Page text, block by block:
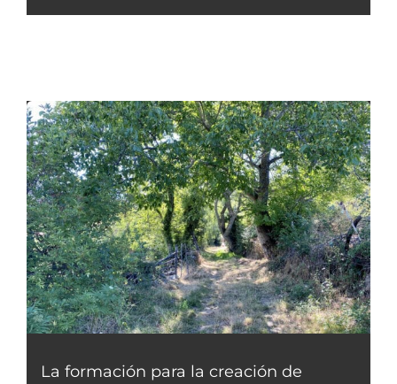
La formación para la creación de